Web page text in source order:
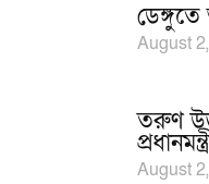
August
তরুণ
August